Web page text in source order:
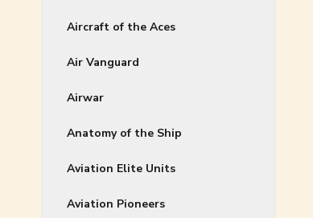
Aircraft of the Aces
Air Vanguard
Airwar
Anatomy of the Ship
Aviation Elite Units
Aviation Pioneers